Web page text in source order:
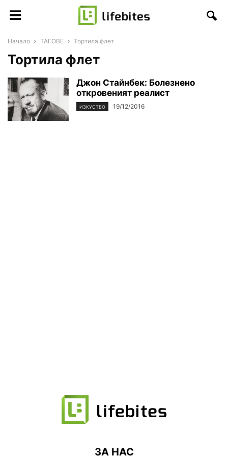
Начало ТАГОВЕ Тортила флет
Тортила флет
Джон Стайнбек: Болезнено
откровеният реалист
ИЗКУСТВО 19/12/2016
ЗА НАС